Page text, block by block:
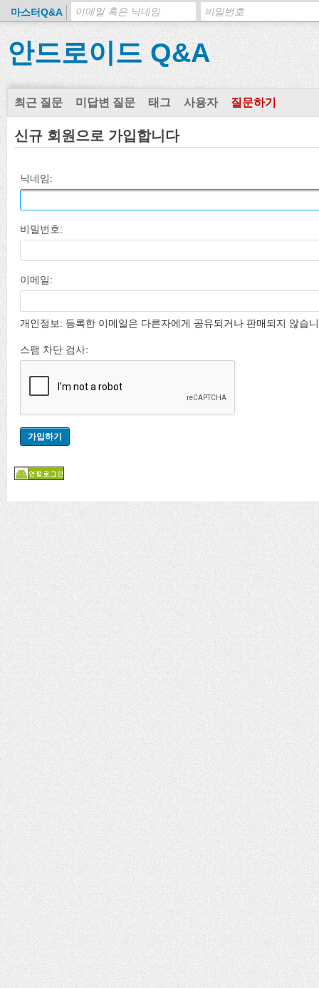
마스터Q&A
안드로이드 Q&A
최근 질문 미답변 질문 태그 사용자 질문하기
신규 회원으로 가입합니다
닉네임:
비밀번호:
이메일:
개인정보: 등록한 이메일은 다른자에게 공유되거나 판매되지 않습
스팸 차단 검사: